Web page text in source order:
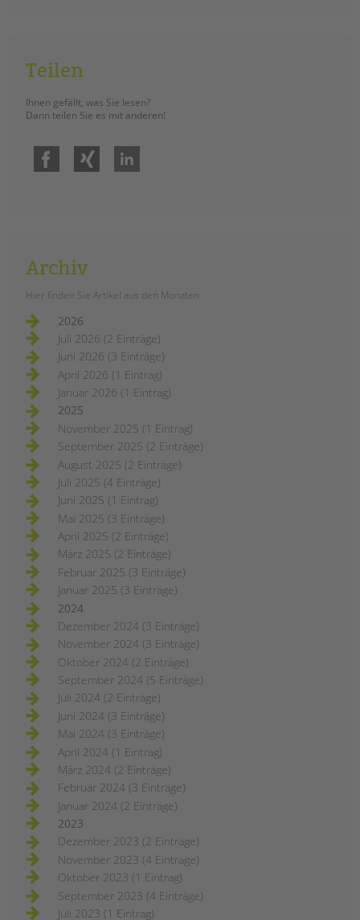
Teilen
Ihnen gefällt, was Sie lesen?
Dann teilen Sie es mit anderen!
Facebook
Archiv
Hier finden Sie Artikel aus den Monaten
2026
Juli 2026 (2 Einträge)
Juni 2026 (3 Einträge)
April 2026 (1 Eintrag)
Januar 2026 (1 Eintrag)
2025
November 2025 (1 Eintrag)
September 2025 (2 Einträge)
August 2025 (2 Einträge)
Juli 2025 (4 Einträge)
Juni 2025 (1 Eintrag)
Mai 2025 (3 Einträge)
April 2025 (2 Einträge)
März 2025 (2 Einträge)
Februar 2025 (3 Einträge)
Januar 2025 (3 Einträge)
2024
Dezember 2024 (3 Einträge)
November 2024 (3 Einträge)
Oktober 2024 (2 Einträge)
September 2024 (5 Einträge)
Juli 2024 (2 Einträge)
Juni 2024 (3 Einträge)
Mai 2024 (3 Einträge)
April 2024 (1 Eintrag)
März 2024 (2 Einträge)
Februar 2024 (3 Einträge)
Januar 2024 (2 Einträge)
2023
Dezember 2023 (2 Einträge)
November 2023 (4 Einträge)
Oktober 2023 (1 Eintrag)
September 2023 (4 Einträge)
Juli 2023 (1 Eintrag)